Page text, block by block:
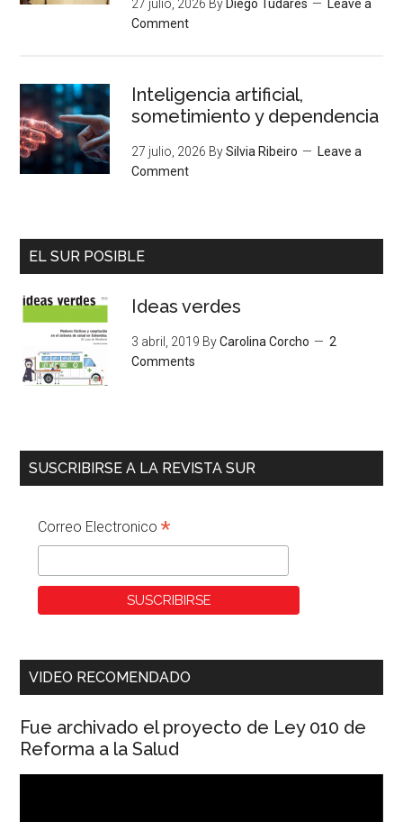
27 julio, 2026 By Diego Tudares
Leave a
Comment
Inteligencia artificial,
sometimiento y dependencia
27 julio, 2026 BySilvia Ribeiro
Leave a
Comment
EL SUR POSIBLE
Ideas verdes
3 abril, 2019 ByCarolina Corcho
2
Comments
SUSCRIBIRSE A LA REVISTA SUR
Correo Electronico*
VIDEO RECOMENDADO
Fue archivado el proyecto de Ley 010 de
Reforma a la Salud